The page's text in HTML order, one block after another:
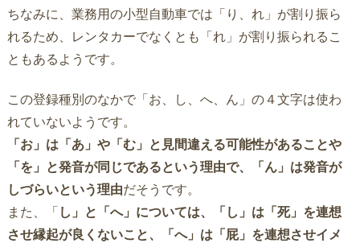
ちなみに、業務用の小型自動車では「り、れ」が割り振ら
れるため、レンタカーでなくとも「れ」が割り振られるこ
ともあるようです。
この登録種別のなかで「お、し、へ、ん」の４文字は使わ
れていないようです。
「お」は「あ」や「む」と見間違える可能性があることや
「を」と発音が同じであるという理由で、「ん」は発音が
しづらいという理由だそうです。
また、「 し」と「へ」については、「し」は「死」を連想
させ縁起が良くないこと、「へ」は「屁」を連想させイメ